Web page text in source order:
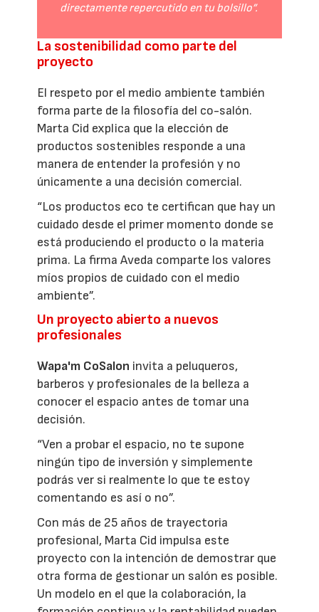
directamente repercutido en tu bolsillo”.
La sostenibilidad como parte del
proyecto
El respeto por el medio ambiente también
forma parte de la filosofía del co-salón.
Marta Cid explica que la elección de
productos sostenibles responde a una
manera de entender la profesión y no
únicamente a una decisión comercial.
“Los productos eco te certifican que hay un
cuidado desde el primer momento donde se
está produciendo el producto o la materia
prima. La firma Aveda comparte los valores
míos propios de cuidado con el medio
ambiente”.
Un proyecto abierto a nuevos
profesionales
Wapa'm CoSalon invita a peluqueros,
barberos y profesionales de la belleza a
conocer el espacio antes de tomar una
decisión.
“Ven a probar el espacio, no te supone
ningún tipo de inversión y simplemente
podrás ver si realmente lo que te estoy
comentando es así o no”.
Con más de 25 años de trayectoria
profesional, Marta Cid impulsa este
proyecto con la intención de demostrar que
otra forma de gestionar un salón es posible.
Un modelo en el que la colaboración, la